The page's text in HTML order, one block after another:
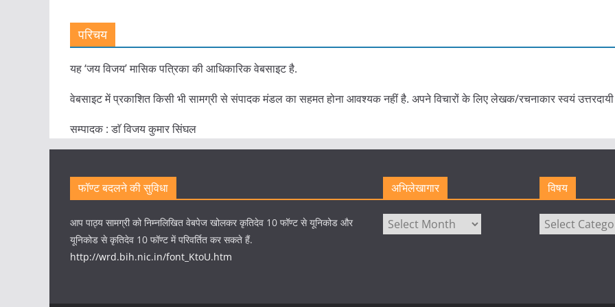
परिचय
यह ‘जय विजय’ मासिक पत्रिका की आधिकारिक वेबसाइट है.
वेबसाइट में प्रकाशित किसी भी सामग्री से संपादक मंडल का सहमत होना आवश्यक नहीं है. अपने विचारों के लिए लेखक/रचनाकार स्वयं
सम्पादक : डाॅ विजय कुमार सिंघल
फॉण्ट बदलने की सुविधा
आप पाठ्य सामग्री को निम्नलिखित वेबपेज खोलकर कृतिदेव 10 फॉण्ट से यूनिकोड और
यूनिकोड से कृतिदेव 10 फॉण्ट में परिवर्तित कर सकते हैं.
http://wrd.bih.nic.in/font_KtoU.htm
अभिलेखागार
अभिलेखागार
विषय
विषय